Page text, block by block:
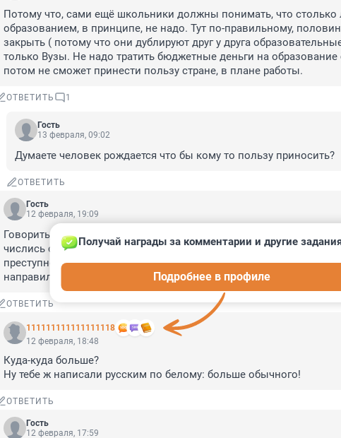
Потому что, сами ещё школьники должны понимать, что
образованием, в принципе, не надо. Тут по-правильному,
закрыть ( потому что они дублируют друг у друга
только Вузы. Не надо тратить бюджетные деньги на образование
потом не сможет принести пользу стране, в плане работы.
ОТВЕТИТЬ 1
Гость
13 февраля, 09:02
Думаете человек рождается что бы кому то пользу приносить?
ОТВЕТИТЬ
Гость
12 февраля, 19:09
Говорить это не значит делатьБудет как и было: плати бабки и
числись студентом..До сих пор не додумались обуздать
преступность,которую охаенные чубайсами власти до
направили энергию подростков в организации"Пионер и
ОТВЕТИТЬ
111111111111111118
Получай награды за комментарии и другие
Подробнее в профиле
12 февраля, 18:48
Куда-куда больше?
Ну тебе ж написали русским по белому: больше обычного!
ОТВЕТИТЬ
Гость
12 февраля, 17:59